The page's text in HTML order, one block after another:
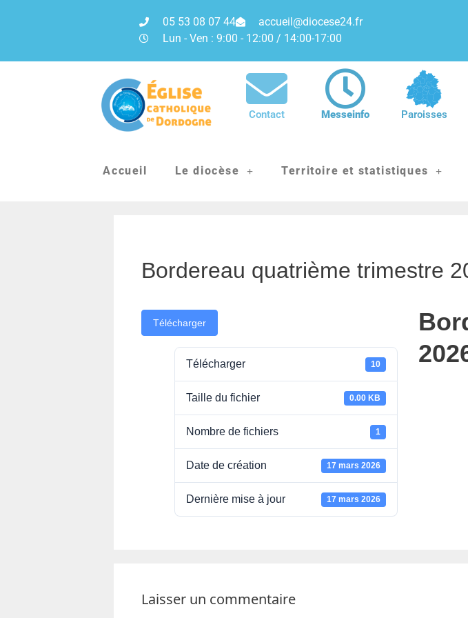
05 53 08 07 44
accueil@diocese24.fr
Lun - Ven : 9:00 - 12:00 / 14:00-17:00
Contact Messeinfo Paroisses
Accueil Le diocèse Territoire et statistiques
Bordereau quatrième trimestre
Télécharger
Télécharger 10
Taille du fichier 0.00 KB
Nombre de fichiers 1
Date de création 17 mars 2026
Dernière mise à jour 17 mars 2026
Laisser un commentaire